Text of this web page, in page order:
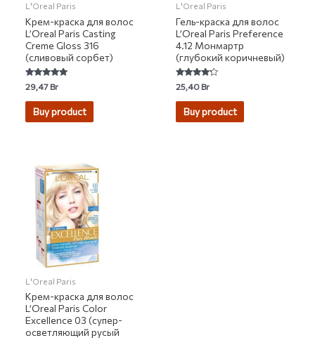
L'Oreal Paris
Крем-краска для волос
L’Oreal Paris Casting
Creme Gloss 316
(сливовый сорбет)
Rated
5.00
out of 5
29,47Br
Buy product
L'Oreal Paris
Гель-краска для волос
L’Oreal Paris Preference
4.12 Монмартр
(глубокий коричневый)
Rated
4.00
out of 5
25,40Br
Buy product
L'Oreal Paris
Крем-краска для волос
L’Oreal Paris Color
Excellence 03 (супер-
осветляющий русый